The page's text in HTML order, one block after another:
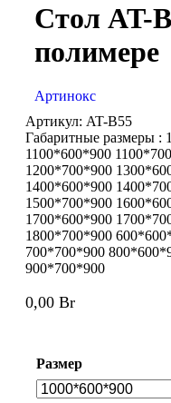
Стол AT-
полимере
Артинокс
Артикул: AT-B55
Габаритные размеры :
1100*600*900
1200*700*900
1400*600*900
1500*700*900
1700*600*900
1800*700*900
700*700*900
900*700*900
0,00 Br
Размер